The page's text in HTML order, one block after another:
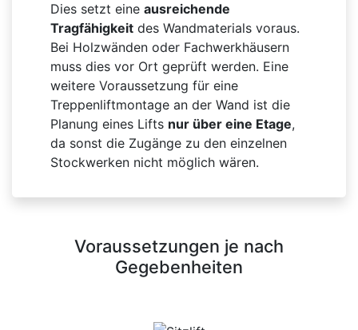
Dies setzt eine ausreichende
Tragfähigkeit des Wandmaterials voraus.
Bei Holzwänden oder Fachwerkhäusern
muss dies vor Ort geprüft werden. Eine
weitere Voraussetzung für eine
Treppenliftmontage an der Wand ist die
Planung eines Lifts nur über eine Etage,
da sonst die Zugänge zu den einzelnen
Stockwerken nicht möglich wären.
Voraussetzungen je nach
Gegebenheiten